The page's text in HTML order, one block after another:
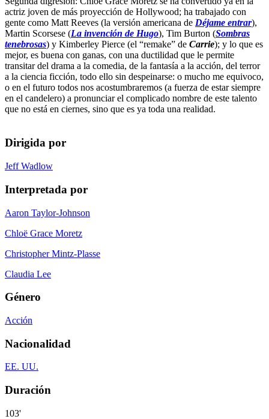
actriz joven de más proyección de Hollywood; ha trabajado con
gente como Matt Reeves (la versión americana de Déjame entrar),
Martin Scorsese (La invención de Hugo), Tim Burton (Sombras
tenebrosas) y Kimberley Pierce (el “remake” de Carrie); y lo que es
mejor, es buena con ganas, con una ductilidad que le permite
transitar del drama a la comedia, de la fantasía a la acción, del terror
a la ciencia ficción, todo ello sin despeinarse: o mucho me equivoco,
o en el futuro todos nos acostumbraremos (a fuerza de estar siempre
en el candelero) a pronunciar el complicado nombre de este talento
que no está en ciernes, sino que es ya toda una realidad.
Dirigida por
Jeff Wadlow
Interpretada por
Aaron Taylor-Johnson
Chloë Grace Moretz
Christopher Mintz-Plasse
Claudia Lee
Género
Acción
Nacionalidad
EE. UU.
Duración
103'